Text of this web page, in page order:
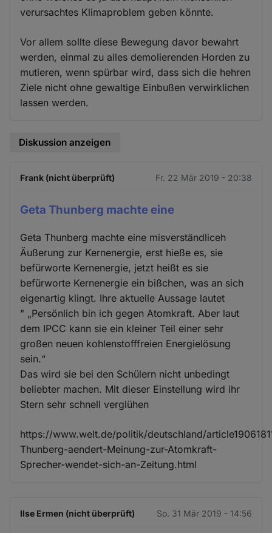
verursachtes Klimaproblem geben könnte.
Vor allem sollte diese Bewegung davor bewahrt
werden, einmal zu alles demolierenden Horden zu
mutieren, wenn spürbar wird, dass sich die hehren
Ziele nicht ohne gewaltige Einbußen verwirklichen
lassen werden.
Diskussion anzeigen
Frank (nicht überprüft) Fr. 22 Mär 2019 - 20:38
Geta Thunberg machte eine
Geta Thunberg machte eine misverständliceh
Äußerung zur Kernenergie, erst hieße es, sie
befürworte Kernenergie, jetzt heißt es sie
befürworte Kernenergie ein bißchen, was an sich
eigenartig klingt. Ihre aktuelle Aussage lautet
" „Persönlich bin ich gegen Atomkraft. Aber laut
dem IPCC kann sie ein kleiner Teil einer sehr
großen neuen kohlenstofffreien Energielösung
sein.“
Das wird sie bei den Schülern nicht unbedingt
beliebter machen. Mit dieser Einstellung wird ihr
Stern sehr schnell verglühen
https://www.welt.de/politik/deutschland/
Thunberg-aendert-Meinung-zur-Atomkraft-
Sprecher-wendet-sich-an-Zeitung.html
Ilse Ermen (nicht überprüft) So. 31 Mär 2019 - 14:56